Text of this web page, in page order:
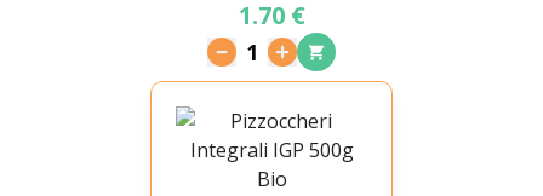
1.70 €
1